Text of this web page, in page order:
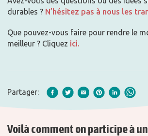
durables ? N’hésitez pas à nous les
Que pouvez-vous faire pour rendre le
meilleur ? Cliquez ici.
Partager:
Voilà comment on participe à